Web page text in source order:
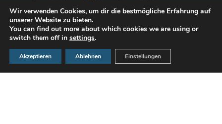
Wir verwenden Cookies, um dir die bestmögliche Erfahrung auf
unserer Website zu bieten.
You can find out more about which cookies we are using or
switch them off in settings.
Akzeptieren Ablehnen Einstellungen